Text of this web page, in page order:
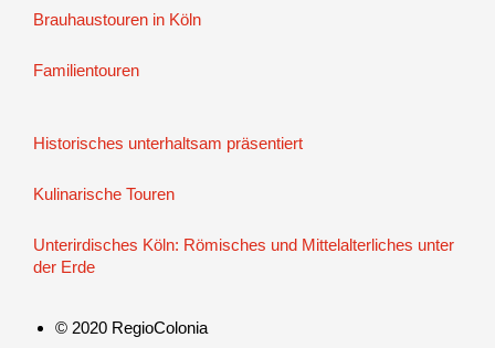
Brauhaustouren in Köln
Familientouren
Historisches unterhaltsam präsentiert
Kulinarische Touren
Unterirdisches Köln: Römisches und Mittelalterliches unter
der Erde
© 2020 RegioColonia